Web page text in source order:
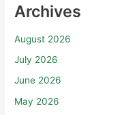
Archives
August 2026
July 2026
June 2026
May 2026